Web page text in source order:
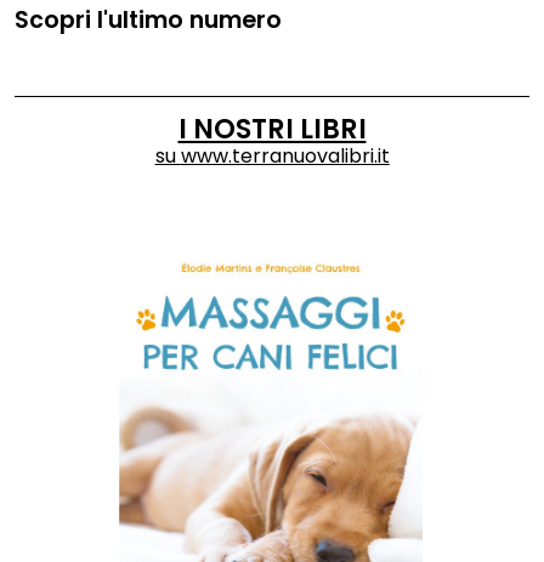
Scopri l'ultimo numero
I NOSTRI LIBRI
suwww.terranuovalibri.it